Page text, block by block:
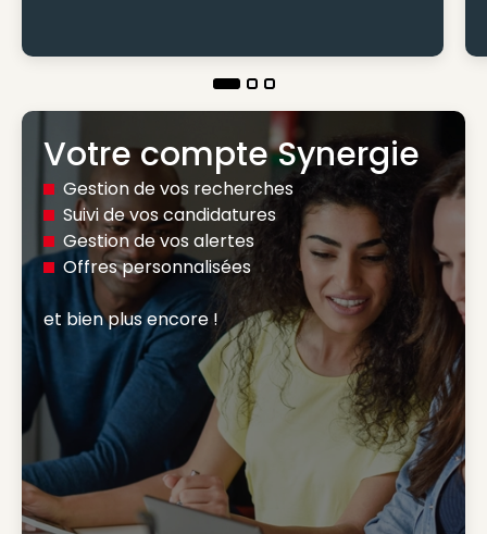
Votre compte Synergie
Gestion de vos recherches
Suivi de vos candidatures
Gestion de vos alertes
Offres personnalisées
et bien plus encore !